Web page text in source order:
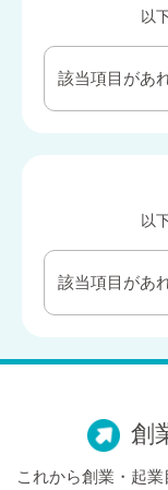
以
以
創
これから創業・起